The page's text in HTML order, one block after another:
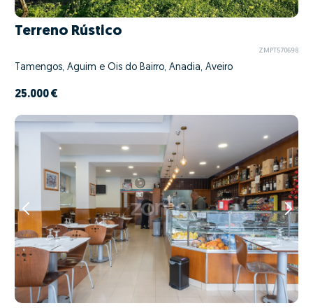
Terreno Rústico
ZMPT570698
Tamengos, Aguim e Óis do Bairro, Anadia, Aveiro
25.000 €